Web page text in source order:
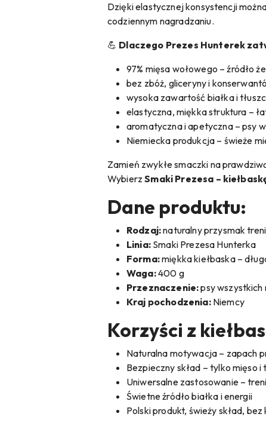
Dzięki elastycznej konsystencji
codziennym nagradzaniu.
💪 Dlaczego Prezes Hunterek
97% mięsa wołowego – źródło
bez zbóż, gliceryny i
wysoka zawartość białka i
elastyczna, miękka struktura –
aromatyczna i apetyczna – psy
Niemiecka produkcja – świeże
Zamień zwykłe smaczki na
WybierzSmaki Prezesa –
Dane produktu:
Rodzaj:naturalny przysmak
Linia:Smaki Prezesa Hunterka
Forma:miękka kiełbaska –
Waga:400 g
Przeznaczenie:psy wszystkich
Kraj pochodzenia:Niemcy
Korzyści z
Naturalna motywacja – zapach
Bezpieczny skład – tylko mięso i
Uniwersalne zastosowanie –
Świetne źródło białka i energii
Polski produkt, świeży skład,